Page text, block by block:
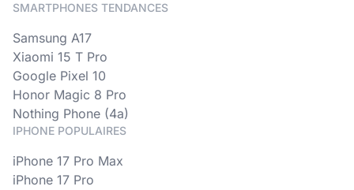
SMARTPHONES TENDANCES
Samsung A17
Xiaomi 15 T Pro
Google Pixel 10
Honor Magic 8 Pro
Nothing Phone (4a)
IPHONE POPULAIRES
iPhone 17 Pro Max
iPhone 17 Pro